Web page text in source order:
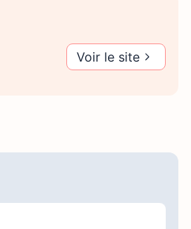
Voir le site